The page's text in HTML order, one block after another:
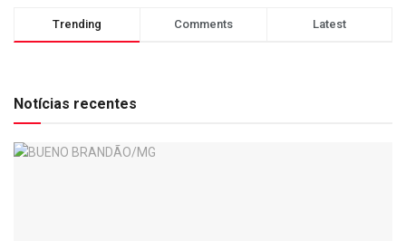
Trending Comments Latest
Notícias recentes